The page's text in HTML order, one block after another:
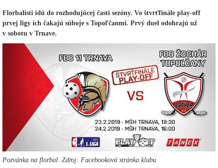
Florbalisti idú do rozhodujúcej časti sezóny. Vo štvrťfinále play-off
prvej ligy ich čakajú súboje s Topoľčanmi. Prvý duel odohrajú už
v sobotu v Trnave.
Pozvánka na florbal. Zdroj: Facebooková stránka klubu